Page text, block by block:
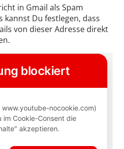
in Gmail als Spam
kannst Du festlegen, dass
von dieser Adresse direkt